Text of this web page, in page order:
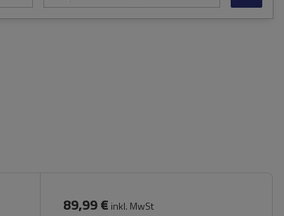
89,99 € inkl. MwSt